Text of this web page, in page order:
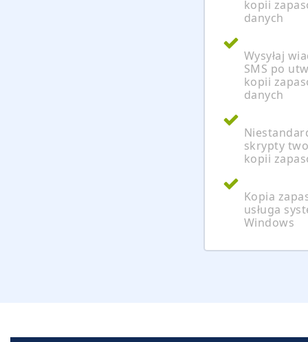
kopii
danych
Wysyłaj
SMS po
kopii
danych
skrypty
kopii
Kopia
usługa
Windows